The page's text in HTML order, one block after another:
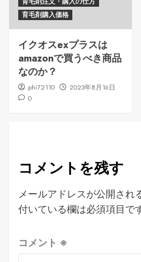
育毛剤購入価格
イクオスexプラスは
amazonで買うべき商品
なのか？
phi72110
2023年8月16日
0
コメントを残す
メールアドレスが公開され
付いている欄は必須項目で
コメント ※